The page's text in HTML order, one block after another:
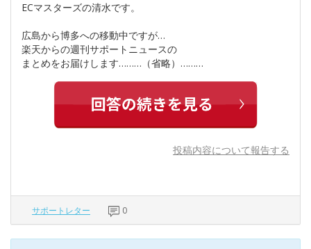
ECマスターズの清水です。
広島から博多への移動中ですが…
楽天からの週刊サポートニュースの
まとめをお届けします………（省略）………
投稿内容について報告する
サポートレター 0